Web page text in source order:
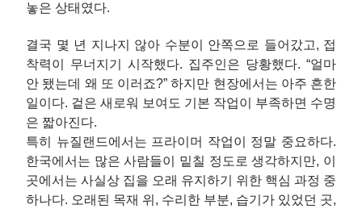
놓은 상태였다.
결국 몇 년 지나지 않아 수분이 안쪽으로 들어갔고, 접
착력이 무너지기 시작했다. 집주인은 당황했다. “얼마
안 됐는데 왜 또 이러죠?” 하지만 현장에서는 아주 흔한
일이다. 겉은 새로워 보여도 기본 작업이 부족하면 수명
은 짧아진다.
특히 뉴질랜드에서는 프라이머 작업이 정말 중요하다.
한국에서는 많은 사람들이 밑칠 정도로 생각하지만, 이
곳에서는 사실상 집을 오래 유지하기 위한 핵심 과정 중
하나다. 오래된 목재 위, 수리한 부분, 습기가 있었던 곳,